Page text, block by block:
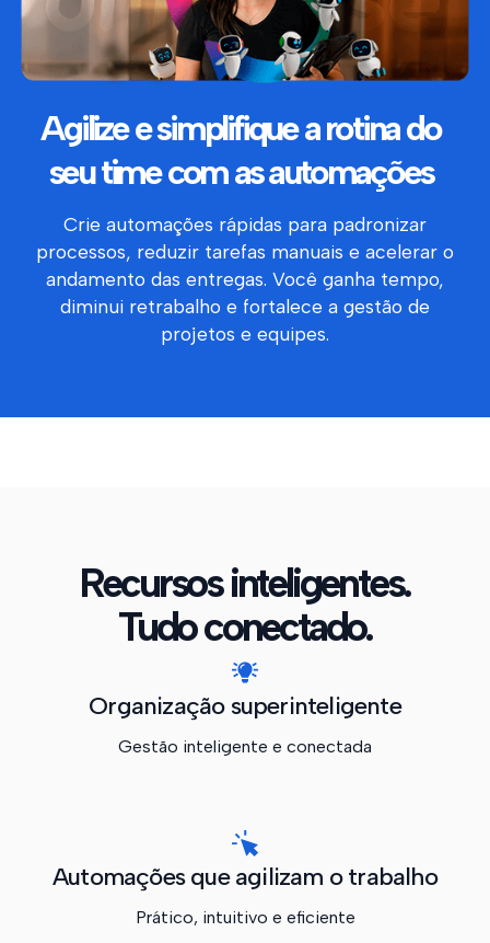
Agilize e simplifique a rotina do
seu time com as automações
Crie automações rápidas para padronizar
processos, reduzir tarefas manuais e acelerar o
andamento das entregas. Você ganha tempo,
diminui retrabalho e fortalece a gestão de
projetos e equipes.
Recursos inteligentes.
Tudo conectado.
Organização superinteligente
Gestão inteligente e conectada
Automações que agilizam o trabalho
Prático, intuitivo e eficiente